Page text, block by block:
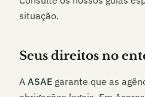
situação.
Seus direitos no
A ASAE garante que as